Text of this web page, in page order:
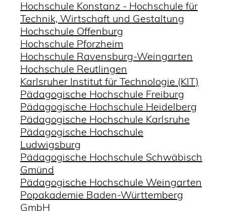
Hochschule Konstanz - Hochschule für
Technik, Wirtschaft und Gestaltung
Hochschule Offenburg
Hochschule Pforzheim
Hochschule Ravensburg-Weingarten
Hochschule Reutlingen
Karlsruher Institut für Technologie (KIT)
Pädagogische Hochschule Freiburg
Pädagogische Hochschule Heidelberg
Pädagogische Hochschule Karlsruhe
Pädagogische Hochschule
Ludwigsburg
Pädagogische Hochschule Schwäbisch
Gmünd
Pädagogische Hochschule Weingarten
Popakademie Baden-Württemberg
GmbH